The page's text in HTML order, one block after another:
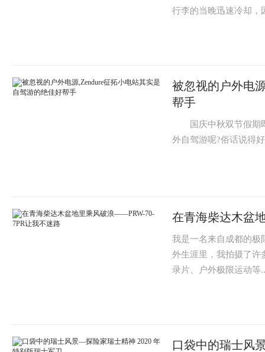
行李的当晚迅速冷却，
被忽视的户外电
帮手
国庆中秋双节假期即
外自驾游呢?俗话说得
在青海柴达木盆
我是一名来自成都的极
外生涯里，我拍摄了许
录片、户外极限运动等..
口袋中的瑞士风